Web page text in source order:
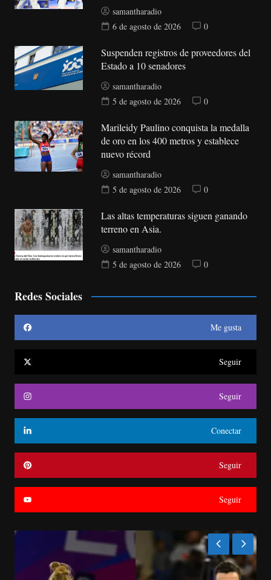
samantharadio
6 de agosto de 2026
0
Suspenden registros de proveedores del
Estado a 10 senadores
samantharadio
5 de agosto de 2026
0
Marileidy Paulino conquista la medalla
de oro en los 400 metros y establece
nuevo récord
samantharadio
5 de agosto de 2026
0
Las altas temperaturas siguen ganando
terreno en Asia.
samantharadio
5 de agosto de 2026
0
Redes Sociales
Me gusta
Seguir
Seguir
Conectar
Seguir
Seguir